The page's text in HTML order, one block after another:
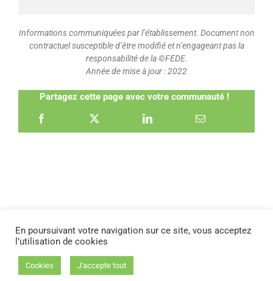
Informations communiquées par l’établissement. Document non
contractuel susceptible d’être modifié et n’engageant pas la
responsabilité de la ©FEDE.
Année de mise à jour : 2022
Partagez cette page avec votre communauté !
STATUTS FEDE|REGLEMENT INTÉRIEUR
En poursuivant votre navigation sur ce site, vous acceptez
l’utilisation de cookies
Cookies J'accepte tout